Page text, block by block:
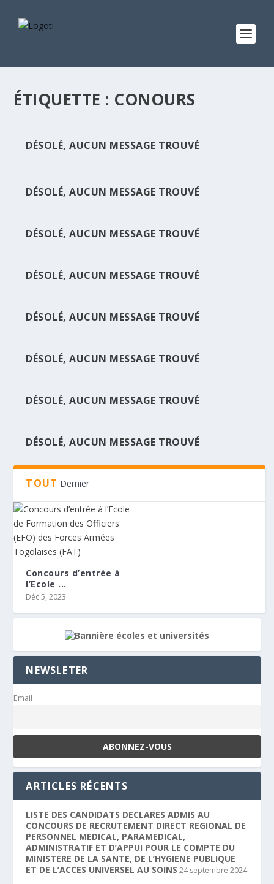
ÉTIQUETTE : CONOURS
FORMATI...
DÉSOLÉ, AUCUN MESSAGE TROUVÉ
DÉSOLÉ, AUCUN MESSAGE TROUVÉ
DÉSOLÉ, AUCUN MESSAGE TROUVÉ
DÉSOLÉ, AUCUN MESSAGE TROUVÉ
DÉSOLÉ, AUCUN MESSAGE TROUVÉ
DÉSOLÉ, AUCUN MESSAGE TROUVÉ
DÉSOLÉ, AUCUN MESSAGE TROUVÉ
DÉSOLÉ, AUCUN MESSAGE TROUVÉ
TOUT Dernier
Concours d’entrée à
l’Ecole ...
Déc 5, 2023
NEWSLETER
Email
ARTICLES RÉCENTS
LISTE DES CANDIDATS DECLARES ADMIS AU
CONCOURS DE RECRUTEMENT DIRECT REGIONAL DE
PERSONNEL MEDICAL, PARAMEDICAL,
ADMINISTRATIF ET D’APPUI POUR LE COMPTE DU
MINISTERE DE LA SANTE, DE L’HYGIENE PUBLIQUE
ET DE L’ACCES UNIVERSEL AU SOINS 24 septembre 2024